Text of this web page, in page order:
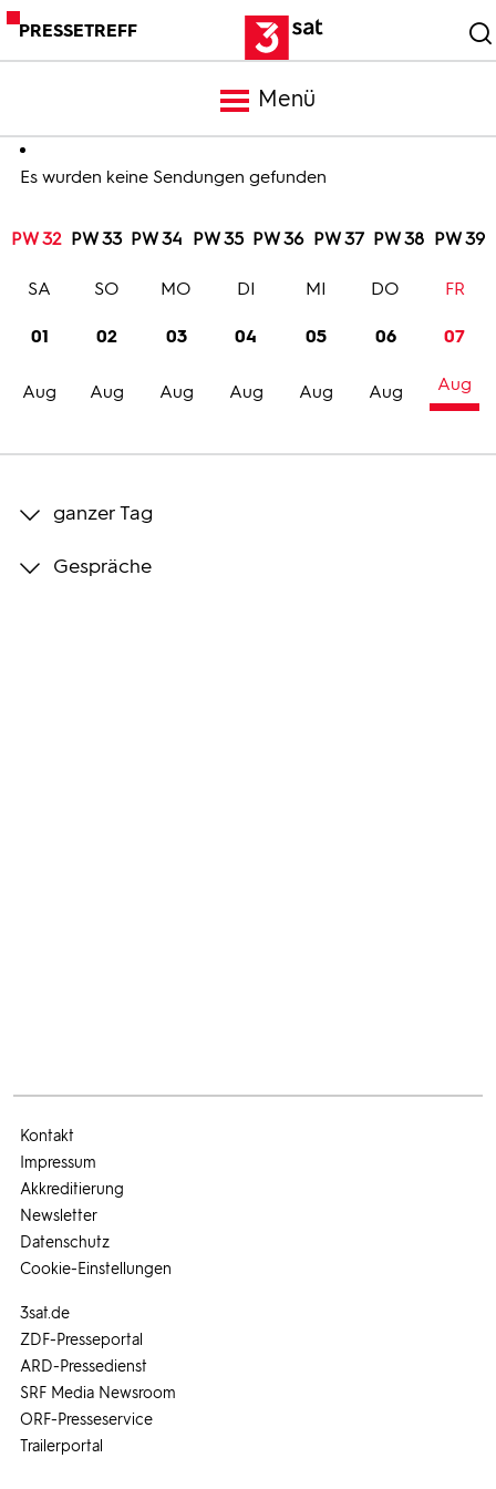
PRESSETREFF
Menü
Meldungen
Programm
Trailer
Bilder
Es wurden keine Sendungen gefunden
PW 32 PW 33 PW 34 PW 35 PW 36 PW 37 PW 38 PW 39
01
Aug
SA
02
Aug
SO
03
Aug
MO
04
Aug
DI
05
Aug
MI
06
Aug
DO
07
Aug
FR
ganzer Tag
Gespräche
3sat.de
ZDF-Presseportal
ARD-Pressedienst
SRF Media Newsroom
ORF-Presseservice
Trailerportal
Kontakt
Impressum
Akkreditierung
Newsletter
Datenschutz
Cookie-Einstellungen